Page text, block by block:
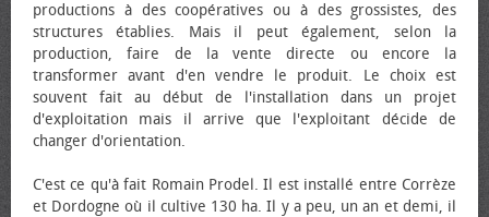
productions à des coopératives ou à des grossistes, des
structures établies. Mais il peut également, selon la
production, faire de la vente directe ou encore la
transformer avant d'en vendre le produit. Le choix est
souvent fait au début de l'installation dans un projet
d'exploitation mais il arrive que l'exploitant décide de
changer d'orientation.
C'est ce qu'à fait Romain Prodel. Il est installé entre Corrèze
et Dordogne où il cultive 130 ha. Il y a peu, un an et demi, il